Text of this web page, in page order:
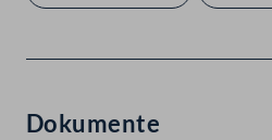
Dokumente